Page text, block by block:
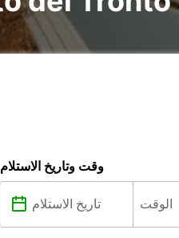
وقت وتاريخ الاستلام